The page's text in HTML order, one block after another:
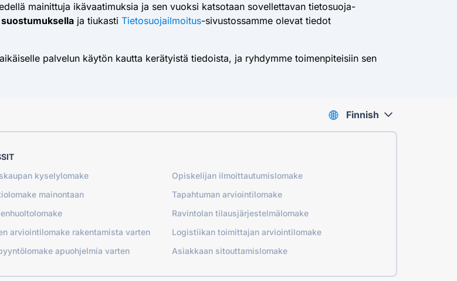
mainittuja ikävaatimuksia ja sen vuoksi katsotaan sovellettavan tietosuoja-
ja tiukasti Tietosuojailmoitus-sivustossamme olevat tiedot
palvelun käytön kautta kerätyistä tiedoista, ja ryhdymme toimenpiteisiin sen
kyselylomake
Opiskelijan ilmoittautumislomake
mainontaan
Tapahtuman arviointilomake
Ravintolan tilausjärjestelmälomake
arviointilomake rakentamista varten
Logistiikan toimittajan arviointilomake
apuohjelmia varten
Asiakkaan sitouttamislomake
Finnish